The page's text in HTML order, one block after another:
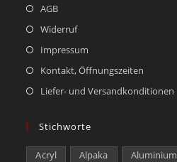
AGB
Widerruf
Impressum
Kontakt, Öffnungszeiten
Liefer- und Versandkonditionen
Stichworte
Acryl Alpaka Aluminium